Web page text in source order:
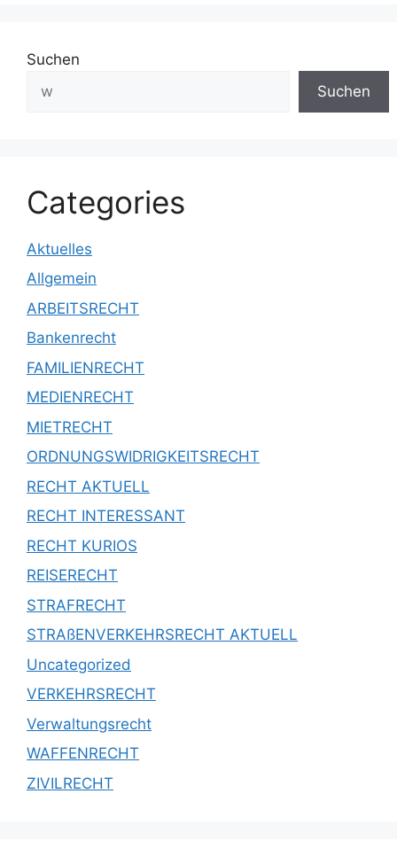
Suchen
Suchen
Categories
Aktuelles
Allgemein
ARBEITSRECHT
Bankenrecht
FAMILIENRECHT
MEDIENRECHT
MIETRECHT
ORDNUNGSWIDRIGKEITSRECHT
RECHT AKTUELL
RECHT INTERESSANT
RECHT KURIOS
REISERECHT
STRAFRECHT
STRAßENVERKEHRSRECHT AKTUELL
Uncategorized
VERKEHRSRECHT
Verwaltungsrecht
WAFFENRECHT
ZIVILRECHT